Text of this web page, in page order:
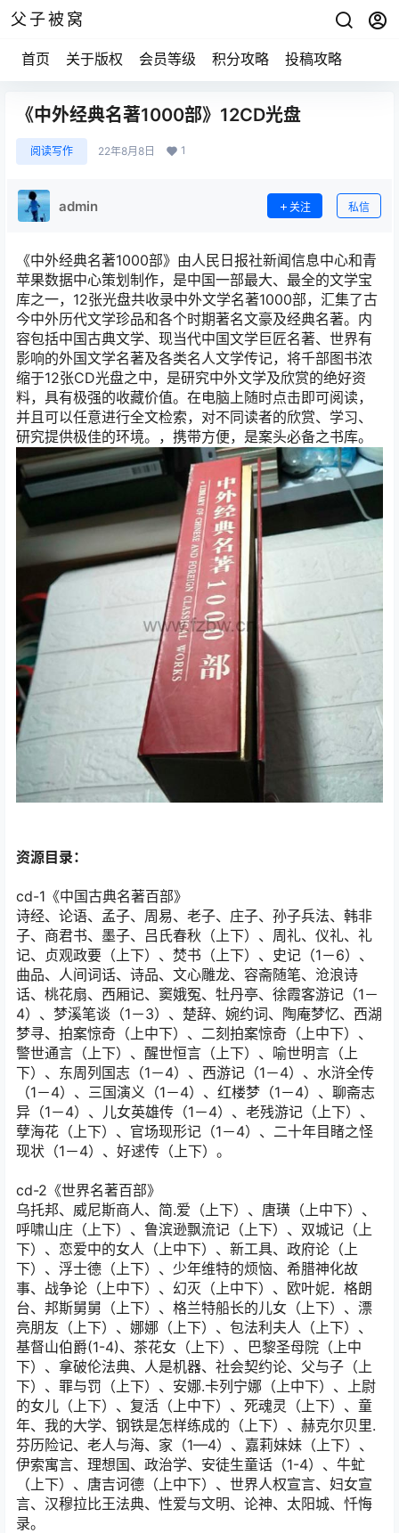
父子被窝
首页 关于版权 会员等级 积分攻略 投稿攻略
《中外经典名著1000部》12CD光盘
阅读写作 22年8月8日 1
admin 关注 私信
《中外经典名著1000部》由人民日报社新闻信息中心和青
苹果数据中心策划制作，是中国一部最大、最全的文学宝
库之一，12张光盘共收录中外文学名著1000部，汇集了古
今中外历代文学珍品和各个时期著名文豪及经典名著。内
容包括中国古典文学、现当代中国文学巨匠名著、世界有
影响的外国文学名著及各类名人文学传记，将千部图书浓
缩于12张CD光盘之中，是研究中外文学及欣赏的绝好资
料，具有极强的收藏价值。在电脑上随时点击即可阅读，
并且可以任意进行全文检索，对不同读者的欣赏、学习、
研究提供极佳的环境。，携带方便，是案头必备之书库。
资源目录：
cd-1《中国古典名著百部》
诗经、论语、孟子、周易、老子、庄子、孙子兵法、韩非
子、商君书、墨子、吕氏春秋（上下）、周礼、仪礼、礼
记、贞观政要（上下）、焚书（上下）、史记（1－6）、
曲品、人间词话、诗品、文心雕龙、容斋随笔、沧浪诗
话、桃花扇、西厢记、窦娥冤、牡丹亭、徐霞客游记（1－
4）、梦溪笔谈（1－3）、楚辞、婉约词、陶庵梦忆、西湖
梦寻、拍案惊奇（上中下）、二刻拍案惊奇（上中下）、
警世通言（上下）、醒世恒言（上下）、喻世明言（上
下）、东周列国志（1－4）、西游记（1－4）、水浒全传
（1－4）、三国演义（1－4）、红楼梦（1－4）、聊斋志
异（1－4）、儿女英雄传（1－4）、老残游记（上下）、
孽海花（上下）、官场现形记（1－4）、二十年目睹之怪
现状（1－4）、好逑传（上下）。
cd-2《世界名著百部》
乌托邦、威尼斯商人、简.爱（上下）、唐璜（上中下）、
呼啸山庄（上下）、鲁滨逊飘流记（上下）、双城记（上
下）、恋爱中的女人（上中下）、新工具、政府论（上
下）、浮士德（上下）、少年维特的烦恼、希腊神化故
事、战争论（上中下）、幻灭（上中下）、欧叶妮．格朗
台、邦斯舅舅（上下）、格兰特船长的儿女（上下）、漂
亮朋友（上下）、娜娜（上下）、包法利夫人（上下）、
基督山伯爵(1-4)、茶花女（上下）、巴黎圣母院（上中
下）、拿破伦法典、人是机器、社会契约论、父与子（上
下）、罪与罚（上下）、安娜.卡列宁娜（上中下）、上尉
的女儿（上下）、复活（上中下）、死魂灵（上下）、童
年、我的大学、钢铁是怎样练成的（上下）、赫克尔贝里.
芬历险记、老人与海、家（1—4）、嘉莉妹妹（上下）、
伊索寓言、理想国、政治学、安徒生童话（1-4）、牛虻
（上下）、唐吉诃德（上中下）、世界人权宣言、妇女宣
言、汉穆拉比王法典、性爱与文明、论神、太阳城、忏悔
录。